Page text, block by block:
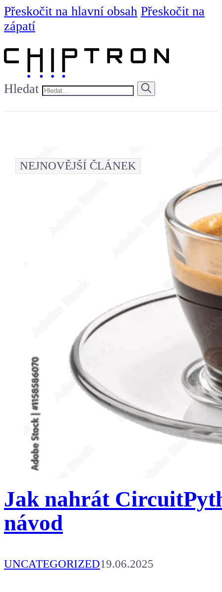
Přeskočit na hlavní obsah Přeskočit na
zápatí
Hledat
NEJNOVĚJŠÍ ČLÁNEK
Jak nahrát
návod
UNCATEGORIZED19.06.2025